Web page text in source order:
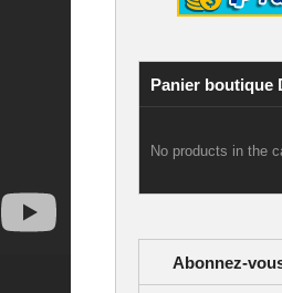
Panier boutique
No products in the
Abonnez-